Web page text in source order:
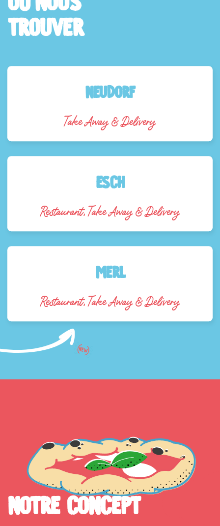
trouver
NEUDORF
Take Away & Delivery
Esch
Restaurant, Take Away & Delivery
Merl
Restaurant, Take Away & Delivery
Notre Concept